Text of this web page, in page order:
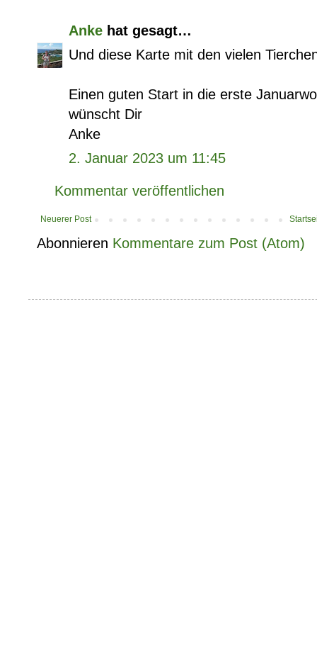
Anke hat gesagt…
Und diese Karte mit den vielen
Einen guten Start in die erste
wünscht Dir
Anke
2. Januar 2023 um 11:45
Kommentar veröffentlichen
Neuerer Post
Abonnieren Kommentare zum Post (Atom)